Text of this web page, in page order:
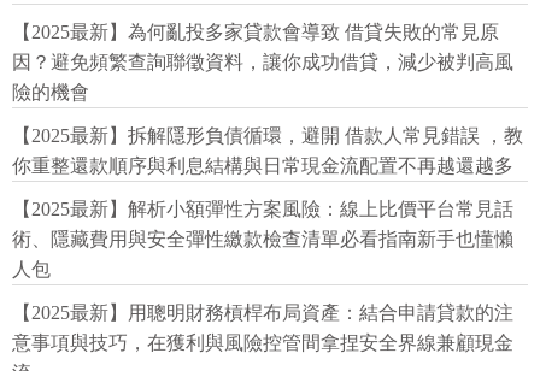
【2025最新】為何亂投多家貸款會導致 借貸失敗的常見原
因？避免頻繁查詢聯徵資料，讓你成功借貸，減少被判高風
險的機會
【2025最新】拆解隱形負債循環，避開 借款人常見錯誤 ，教
你重整還款順序與利息結構與日常現金流配置不再越還越多
【2025最新】解析小額彈性方案風險：線上比價平台常見話
術、隱藏費用與安全彈性繳款檢查清單必看指南新手也懂懶
人包
【2025最新】用聰明財務槓桿布局資產：結合申請貸款的注
意事項與技巧，在獲利與風險控管間拿捏安全界線兼顧現金